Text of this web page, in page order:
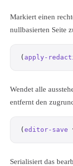
Markiert einen
nullbasierten Seite
( apply-
Wendet alle
entfernt den
( editor-save
Serialisiert das